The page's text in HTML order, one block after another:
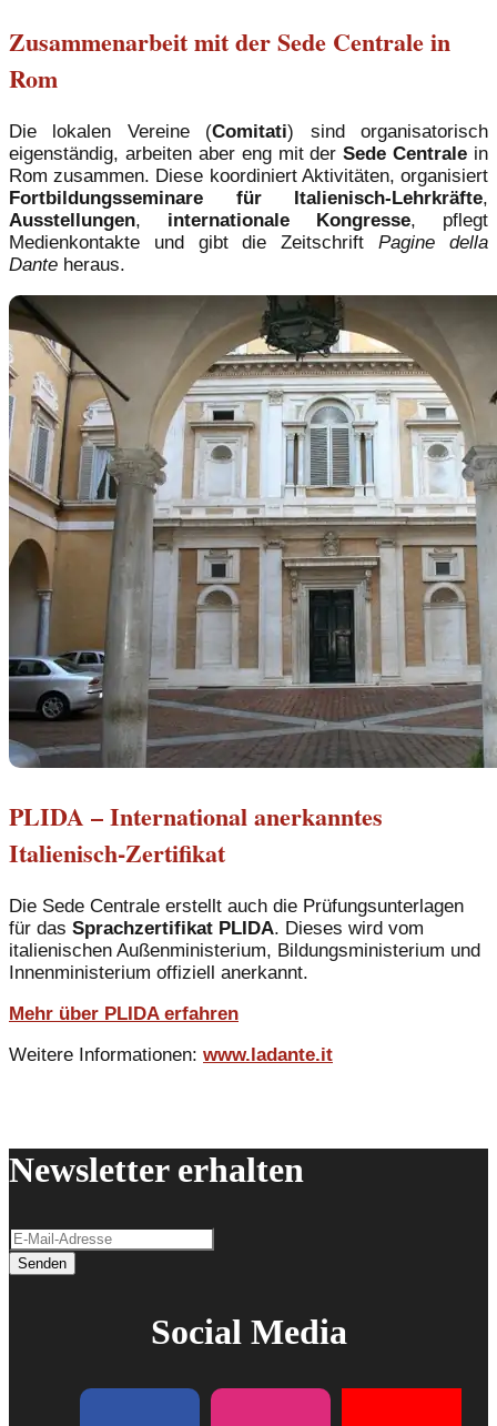
Zusammenarbeit mit der Sede Centrale in
Rom
Die lokalen Vereine (Comitati) sind organisatorisch
eigenständig, arbeiten aber eng mit derSede Centrale in
Rom zusammen. Diese koordiniert Aktivitäten, organisiert
Fortbildungsseminare für Italienisch-Lehrkräfte,
Ausstellungen, internationale Kongresse, pflegt
Medienkontakte und gibt die ZeitschriftPagine della
Dante heraus.
PLIDA – International anerkanntes
Italienisch-Zertifikat
Die Sede Centrale erstellt auch die Prüfungsunterlagen
für das Sprachzertifikat PLIDA. Dieses wird vom
italienischen Außenministerium, Bildungsministerium und
Innenministerium offiziell anerkannt.
Mehr über PLIDA erfahren
Weitere Informationen: www.ladante.it
Newsletter erhalten
Senden
Social Media